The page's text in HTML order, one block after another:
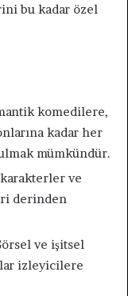
bu kadar özel
komedilere,
kadar her
mümkündür.
karakterler ve
derinden
ve işitsel
izleyicilere